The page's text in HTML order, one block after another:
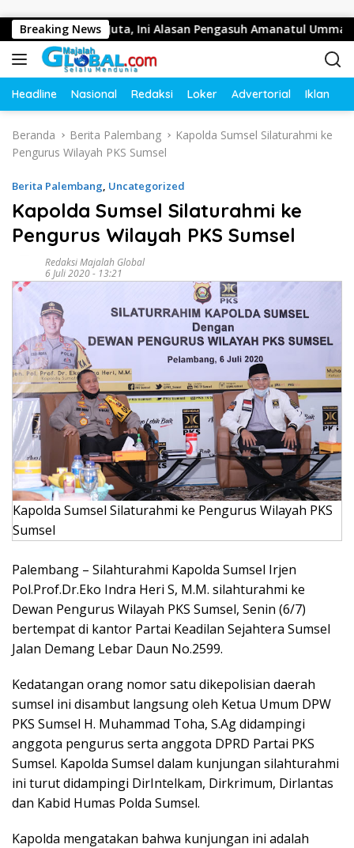
Breaking News
Ratusan Juta, Ini Alasan Pengasuh Amanatul Ummah
Headline Nasional Redaksi Loker Advertorial Iklan
Beranda Berita Palembang
Kapolda Sumsel Silaturahmi ke
Pengurus Wilayah PKS Sumsel
Berita Palembang, Uncategorized
Kapolda Sumsel Silaturahmi ke
Pengurus Wilayah PKS Sumsel
Redaksi Majalah Global
6 Juli 2020 - 13:21
Kapolda Sumsel Silaturahmi ke Pengurus Wilayah PKS
Sumsel
Palembang – Silahturahmi Kapolda Sumsel Irjen
Pol.Prof.Dr.Eko Indra Heri S, M.M. silahturahmi ke
Dewan Pengurus Wilayah PKS Sumsel, Senin (6/7)
bertempat di kantor Partai Keadilan Sejahtera Sumsel
Jalan Demang Lebar Daun No.2599.
Kedatangan orang nomor satu dikepolisian daerah
sumsel ini disambut langsung oleh Ketua Umum DPW
PKS Sumsel H. Muhammad Toha, S.Ag didampingi
anggota pengurus serta anggota DPRD Partai PKS
Sumsel. Kapolda Sumsel dalam kunjungan silahturahmi
ini turut didampingi DirIntelkam, Dirkrimum, Dirlantas
dan Kabid Humas Polda Sumsel.
Kapolda mengatakan bahwa kunjungan ini adalah